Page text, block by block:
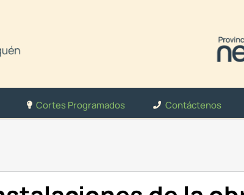
Cortes Programados Contáctenos